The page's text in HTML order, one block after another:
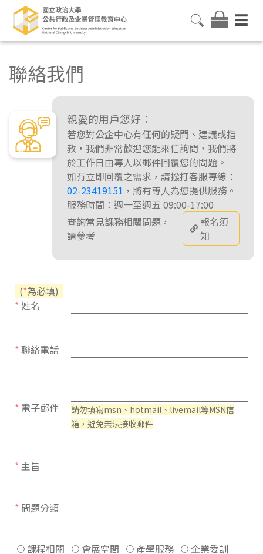
聯絡我們
親愛的用戶您好：
若您對公企中心有任何的疑問、建議或指
教，我們非常歡迎您能來信詢問，我們將
於工作日由專人以郵件回覆您的問題。
如有立即回覆之需求，請撥打客服專線：
02-23419151 ，將有專人為您提供服務。
服務時間：週一至週五 09:00-17:00
查詢常見課務相關問題，
請參考
報名須
知
(*為必填)
* 姓名
* 聯絡電話
* 電子郵件
請勿填寫msn、hotmail、livemail等MSN信
箱，避免無法接收郵件
* 主旨
* 問題分類
課程相關 會展空間 產學服務
企業委訓